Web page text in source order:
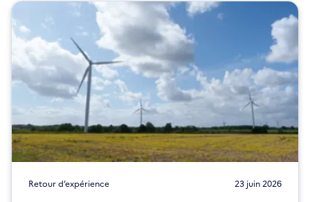
n
ê
t
e
n
o
u
v
l
e
f
e
Retour d’expérience 23 juin 2026